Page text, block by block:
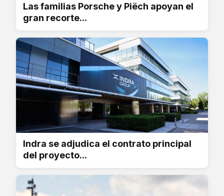
Las familias Porsche y Piëch apoyan el
gran recorte...
Indra se adjudica el contrato principal
del proyecto...